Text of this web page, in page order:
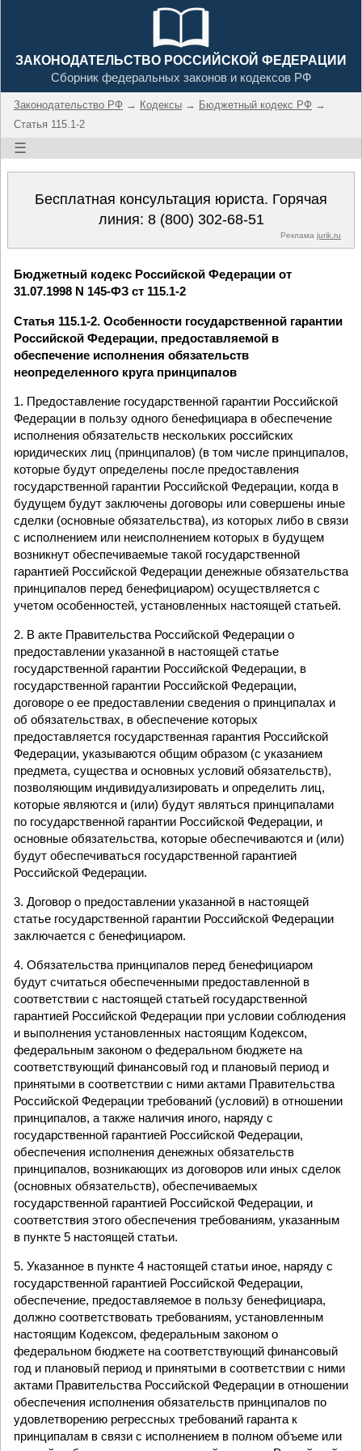
ЗАКОНОДАТЕЛЬСТВО РОССИЙСКОЙ ФЕДЕРАЦИИ
Сборник федеральных законов и кодексов РФ
Законодательство РФ → Кодексы → Бюджетный кодекс РФ →
Статья 115.1-2
☰
Бесплатная консультация юриста. Горячая
линия: 8 (800) 302-68-51
Реклама jurik.ru
Бюджетный кодекс Российской Федерации от
31.07.1998 N 145-ФЗ ст 115.1-2
Статья 115.1-2. Особенности государственной гарантии
Российской Федерации, предоставляемой в
обеспечение исполнения обязательств
неопределенного круга принципалов
1. Предоставление государственной гарантии Российской
Федерации в пользу одного бенефициара в обеспечение
исполнения обязательств нескольких российских
юридических лиц (принципалов) (в том числе принципалов,
которые будут определены после предоставления
государственной гарантии Российской Федерации, когда в
будущем будут заключены договоры или совершены иные
сделки (основные обязательства), из которых либо в связи
с исполнением или неисполнением которых в будущем
возникнут обеспечиваемые такой государственной
гарантией Российской Федерации денежные обязательства
принципалов перед бенефициаром) осуществляется с
учетом особенностей, установленных настоящей статьей.
2. В акте Правительства Российской Федерации о
предоставлении указанной в настоящей статье
государственной гарантии Российской Федерации, в
государственной гарантии Российской Федерации,
договоре о ее предоставлении сведения о принципалах и
об обязательствах, в обеспечение которых
предоставляется государственная гарантия Российской
Федерации, указываются общим образом (с указанием
предмета, существа и основных условий обязательств),
позволяющим индивидуализировать и определить лиц,
которые являются и (или) будут являться принципалами
по государственной гарантии Российской Федерации, и
основные обязательства, которые обеспечиваются и (или)
будут обеспечиваться государственной гарантией
Российской Федерации.
3. Договор о предоставлении указанной в настоящей
статье государственной гарантии Российской Федерации
заключается с бенефициаром.
4. Обязательства принципалов перед бенефициаром
будут считаться обеспеченными предоставленной в
соответствии с настоящей статьей государственной
гарантией Российской Федерации при условии соблюдения
и выполнения установленных настоящим Кодексом,
федеральным законом о федеральном бюджете на
соответствующий финансовый год и плановый период и
принятыми в соответствии с ними актами Правительства
Российской Федерации требований (условий) в отношении
принципалов, а также наличия иного, наряду с
государственной гарантией Российской Федерации,
обеспечения исполнения денежных обязательств
принципалов, возникающих из договоров или иных сделок
(основных обязательств), обеспечиваемых
государственной гарантией Российской Федерации, и
соответствия этого обеспечения требованиям, указанным
в пункте 5 настоящей статьи.
5. Указанное в пункте 4 настоящей статьи иное, наряду с
государственной гарантией Российской Федерации,
обеспечение, предоставляемое в пользу бенефициара,
должно соответствовать требованиям, установленным
настоящим Кодексом, федеральным законом о
федеральном бюджете на соответствующий финансовый
год и плановый период и принятыми в соответствии с ними
актами Правительства Российской Федерации в отношении
обеспечения исполнения обязательств принципалов по
удовлетворению регрессных требований гаранта к
принципалам в связи с исполнением в полном объеме или